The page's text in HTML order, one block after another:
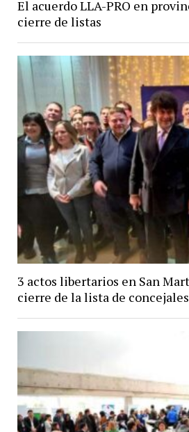
El acuerdo LLA-PRO en
cierre de listas
3 actos libertarios en San
cierre de la lista de concejales